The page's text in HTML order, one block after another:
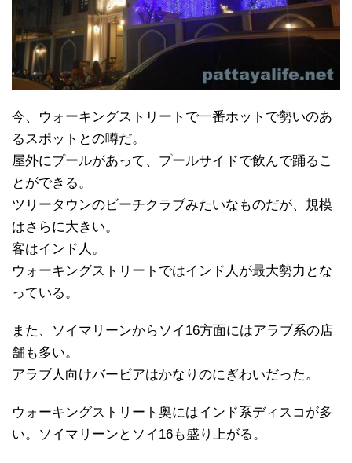
今、ウォーキングストリートで一番ホットで勢いのあ
るスポットとの噂だ。
屋外にプールがあって、プールサイドで飲んで踊るこ
とができる。
ツリータウンのビーチクラブみたいなものだが、規模
はさらに大きい。
客はインド人。
ウォーキングストリートではインド人が最大勢力とな
っている。
また、ソイマリーンからソイ16方面にはアラブ系の店
舗も多い。
アラブ人向けバービアはかなりのにぎわいだった。
ウォーキングストリート奥にはインド系ディスコが多
い。ソイマリーンとソイ16も盛り上がる。